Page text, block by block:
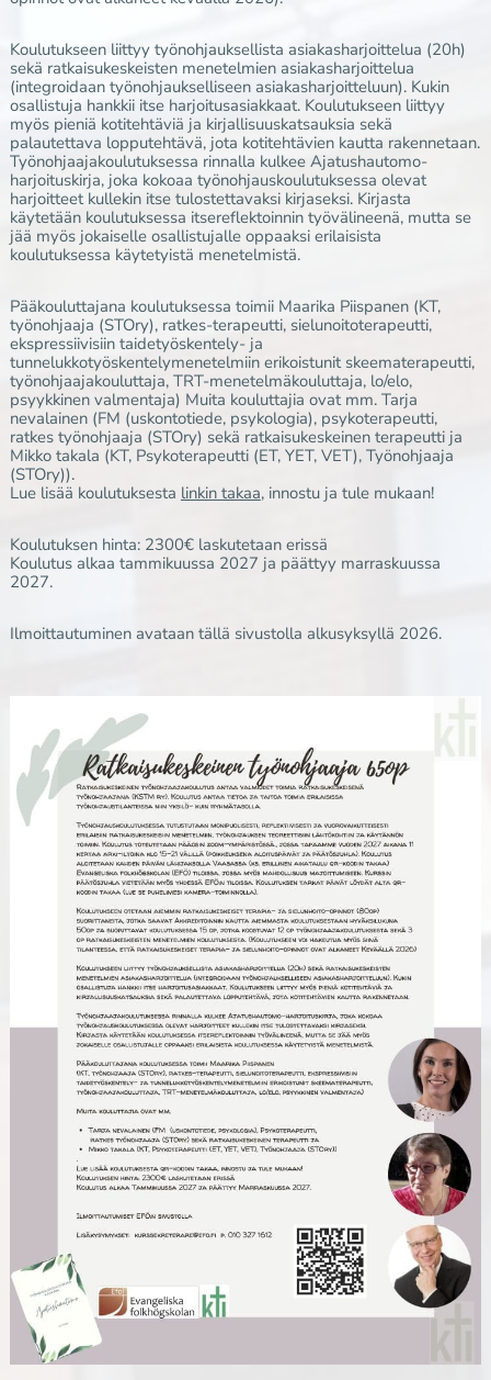
Koulutukseen liittyy työnohjauksellista asiakasharjoittelua (20h)
sekä ratkaisukeskeisten menetelmien asiakasharjoittelua
(integroidaan työnohjaukselliseen asiakasharjoitteluun). Kukin
osallistuja hankkii itse harjoitusasiakkaat. Koulutukseen liittyy
myös pieniä kotitehtäviä ja kirjallisuuskatsauksia sekä
palautettava lopputehtävä, jota kotitehtävien kautta rakennetaan.
Työnohjaajakoulutuksessa rinnalla kulkee Ajatushautomo-
harjoituskirja, joka kokoaa työnohjauskoulutuksessa olevat
harjoitteet kullekin itse tulostettavaksi kirjaseksi. Kirjasta
käytetään koulutuksessa itsereflektoinnin työvälineenä, mutta se
jää myös jokaiselle osallistujalle oppaaksi erilaisista
koulutuksessa käytetyistä menetelmistä.
Pääkouluttajana koulutuksessa toimii Maarika Piispanen (KT,
työnohjaaja (STOry), ratkes-terapeutti, sielunoitoterapeutti,
ekspressiivisiin taidetyöskentely- ja
tunnelukkotyöskentelymenetelmiin erikoistunit skeematerapeutti,
työnohjaajakouluttaja, TRT-menetelmäkouluttaja, lo/elo,
psyykkinen valmentaja) Muita kouluttajia ovat mm. Tarja
nevalainen (FM (uskontotiede, psykologia), psykoterapeutti,
ratkes työnohjaaja (STOry) sekä ratkaisukeskeinen terapeutti ja
Mikko takala (KT, Psykoterapeutti (ET, YET, VET), Työnohjaaja
(STOry)).
Lue lisää koulutuksesta linkin takaa, innostu ja tule mukaan!
Koulutuksen hinta: 2300€ laskutetaan erissä
Koulutus alkaa tammikuussa 2027 ja päättyy marraskuussa
2027.
Ilmoittautuminen avataan tällä sivustolla alkusyksyllä 2026.